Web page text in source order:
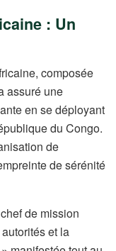
: Un
composée
assuré une
en se déployant
du Congo.
de
de sérénité
de mission
et la